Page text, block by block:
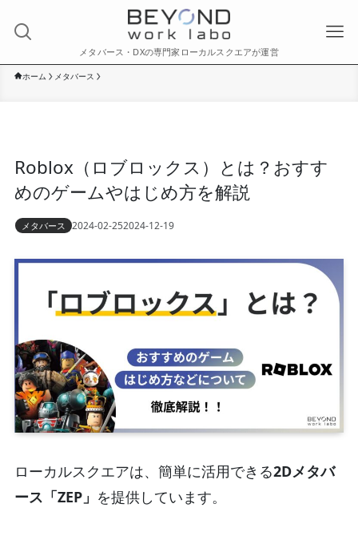
メタバース・DXの専門家ローカルスクエアが運営
ホーム メタバース
Roblox（ロブロックス）とは？おすす
めのゲームやはじめ方を解説
メタバース 2024-02-252024-12-19
ローカルスクエアは、簡単に活用できる2Dメタバ
ース「ZEP」 を提供しています。